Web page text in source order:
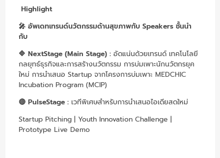
Highlight
🎤 อัพเดทเทรนด์นวัตกรรมด้านสุขภาพกับ Speakers ชั้นนำ
กับ
🔷 NextStage (Main Stage) :อัดแน่นด้วยเทรนด์ เทคโนโลยี
กลยุทธ์ธุรกิจและการสร้างนวัตกรรม การบ่มเพาะนักนวัตกรยุค
ใหม่ การนำเสนอ Startup จากโครงการบ่มเพาะ MEDCHIC
Incubation Program (MCIP)
🔴 PulseStage : เวทีพิเศษสำหรับการนำเสนอไอเดียสดใหม่
Startup Pitching | Youth Innovation Challenge |
Prototype Live Demo